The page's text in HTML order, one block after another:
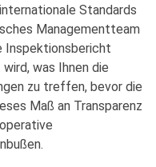
Standards
Managementteam
Inspektionsbericht
was Ihnen die
zu treffen, bevor die
Maß an Transparenz